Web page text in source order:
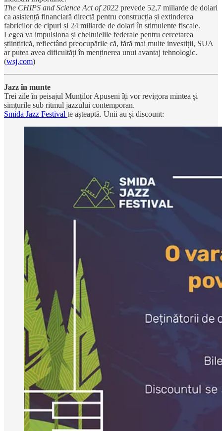
The CHIPS and Science Act of 2022 prevede 52,7 miliarde de dolari
ca asistență financiară directă pentru construcția și extinderea
fabricilor de cipuri și 24 miliarde de dolari în stimulente fiscale.
Legea va impulsiona și cheltuielile federale pentru cercetarea
științifică, reflectând preocupările că, fără mai multe investiții, SUA
ar putea avea dificultăți în menținerea unui avantaj tehnologic.
(wsj.com)
Jazz în munte
Trei zile în peisajul Munților Apuseni îți vor revigora mintea și
simțurile sub ritmul jazzului contemporan.
Smida Jazz Festival te așteaptă. Unii au și discount: